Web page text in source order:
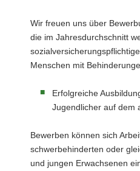
Wir freuen uns über
die im Jahresdurchschnitt
Menschen mit
Erfolgreiche
Jugendlicher auf dem
Bewerben können sich
schwerbehinderten oder
und jungen Erwachsenen